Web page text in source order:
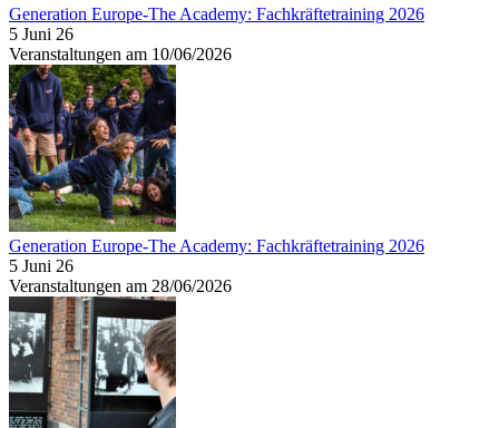
Generation Europe-The Academy: Fachkräftetraining 2026
5 Juni 26
Veranstaltungen am 10/06/2026
Generation Europe-The Academy: Fachkräftetraining 2026
5 Juni 26
Veranstaltungen am 28/06/2026